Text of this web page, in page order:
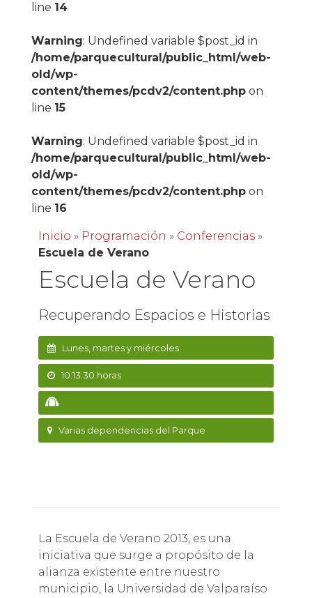
line 14
Warning: Undefined variable $post_id in
/home/parquecultural/public_html/web-
old/wp-
content/themes/pcdv2/content.phpon
line 15
Warning: Undefined variable $post_id in
/home/parquecultural/public_html/web-
old/wp-
content/themes/pcdv2/content.phpon
line 16
Inicio » Programación » Conferencias»
Escuela de Verano
Escuela de Verano
Recuperando Espacios e Historias
Lunes, martes y miércoles
10:13:30 horas
Varias dependencias del Parque
La Escuela de Verano 2013, es una
iniciativa que surge a propósito de la
alianza existente entre nuestro
municipio, la Universidad de Valparaíso